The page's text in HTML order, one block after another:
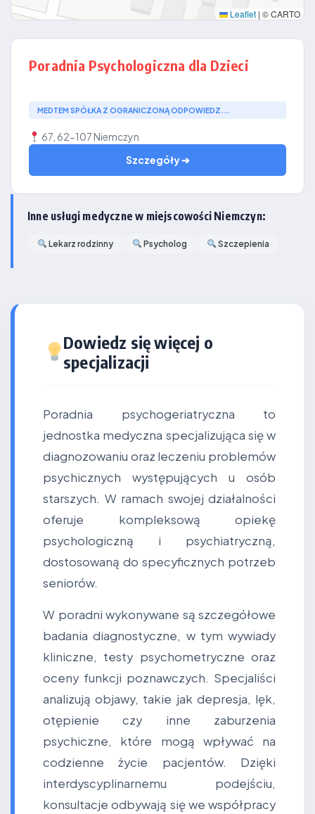
Leaflet | © CARTO
Poradnia Psychologiczna dla Dzieci
MEDTEM SPÓŁKA Z OGRANICZONĄ ODPOWIEDZ...
67, 62-107 Niemczyn
Szczegóły ➔
Inne usługi medyczne w miejscowości Niemczyn:
Lekarz rodzinny Psycholog Szczepienia
Dowiedz się więcej o
specjalizacji
Poradnia psychogeriatryczna to
jednostka medyczna specjalizująca się w
diagnozowaniu oraz leczeniu problemów
psychicznych występujących u osób
starszych. W ramach swojej działalności
oferuje kompleksową opiekę
psychologiczną i psychiatryczną,
dostosowaną do specyficznych potrzeb
seniorów.
W poradni wykonywane są szczegółowe
badania diagnostyczne, w tym wywiady
kliniczne, testy psychometryczne oraz
oceny funkcji poznawczych. Specjaliści
analizują objawy, takie jak depresja, lęk,
otępienie czy inne zaburzenia
psychiczne, które mogą wpływać na
codzienne życie pacjentów. Dzięki
interdyscyplinarnemu podejściu,
konsultacje odbywają się we współpracy